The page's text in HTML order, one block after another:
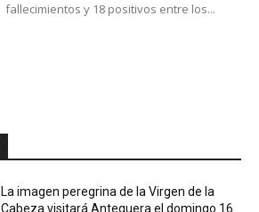
fallecimientos y 18 positivos entre los...
La imagen peregrina de la Virgen de la
Cabeza visitará Antequera el domingo 16